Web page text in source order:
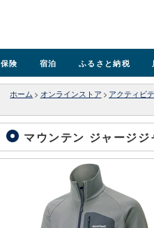
保険 宿泊 ふるさと納税
ホーム > オンラインストア > アクティビ
マウンテン ジャージ